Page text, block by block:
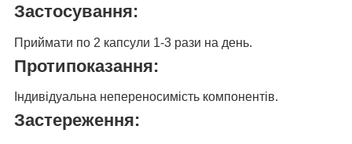
Застосування:
Приймати по 2 капсули 1-3 рази на день.
Протипоказання:
Індивідуальна непереносимість компонентів.
Застереження: